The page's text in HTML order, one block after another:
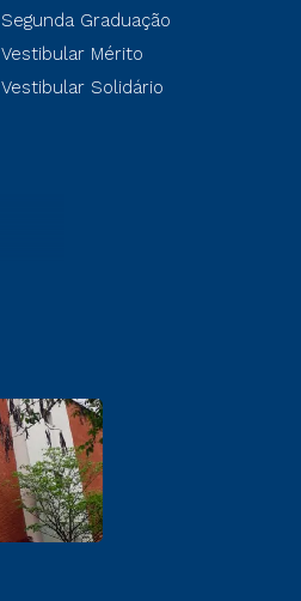
Segunda Graduação
Vestibular Mérito
Vestibular Solidário